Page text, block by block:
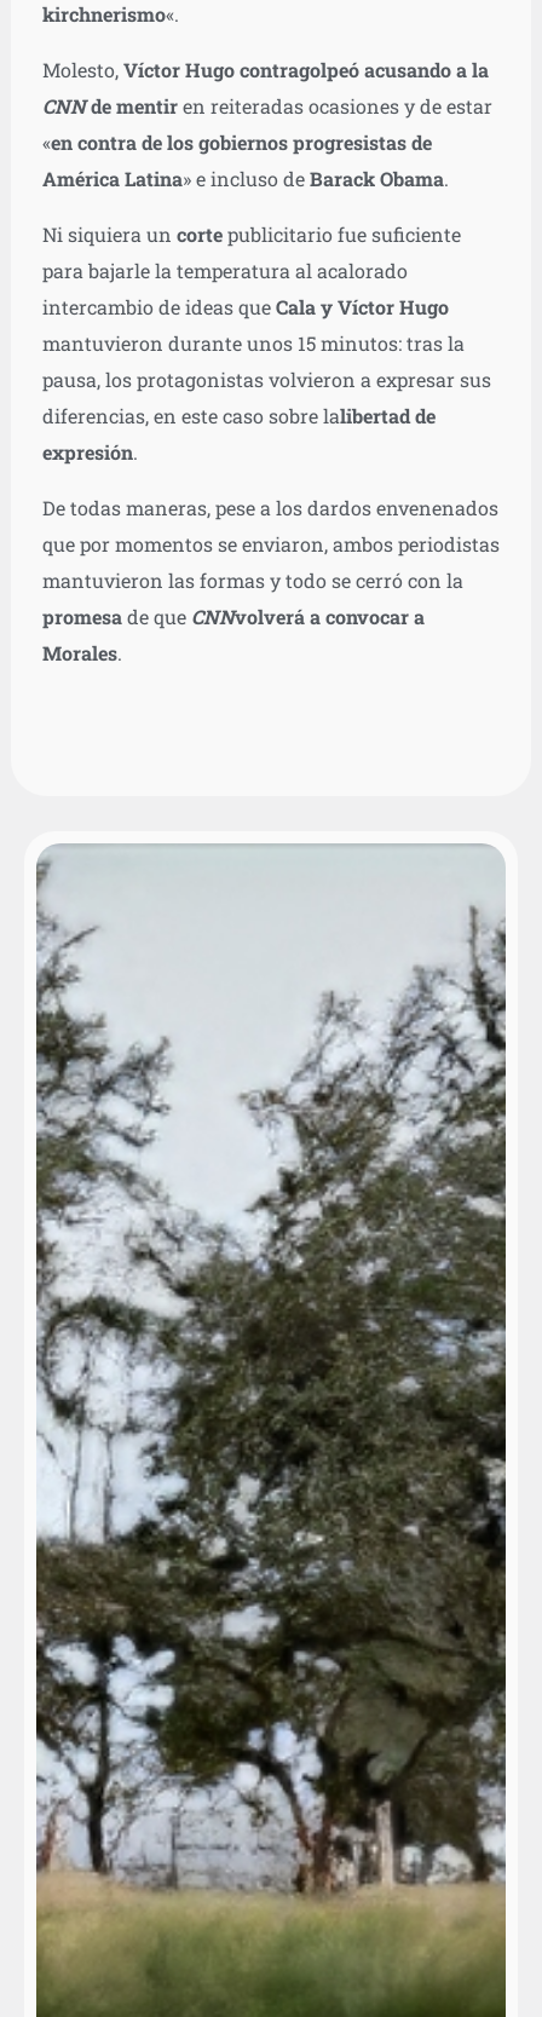
kirchnerismo«.
Molesto,Víctor Hugo contragolpeó acusando a la
CNNde mentiren reiteradas ocasiones y de estar
«en contra de los gobiernos progresistas de
América Latina» e incluso deBarack Obama.
Ni siquiera un cortepublicitario fue suficiente
para bajarle la temperatura al acalorado
intercambio de ideas queCala y Víctor Hugo
mantuvieron durante unos 15 minutos: tras la
pausa, los protagonistas volvieron a expresar sus
diferencias, en este caso sobre lalibertad de
expresión.
De todas maneras, pese a los dardos envenenados
que por momentos se enviaron, ambos periodistas
mantuvieron las formas y todo se cerró con la
promesade que CNNvolverá a convocar a
Morales.